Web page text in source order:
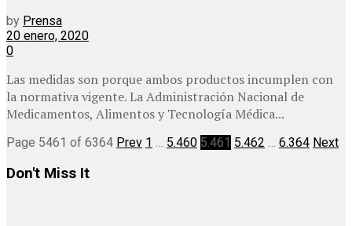
by Prensa
20 enero, 2020
0
Las medidas son porque ambos productos incumplen con
la normativa vigente. La Administración Nacional de
Medicamentos, Alimentos y Tecnología Médica...
Page 5461 of 6364 Prev 1 … 5.460 5.461 5.462 … 6.364 Next
Don't Miss It